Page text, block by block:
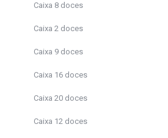
Caixa 8 doces
Caixa 2 doces
Caixa 9 doces
Caixa 16 doces
Caixa 20 doces
Caixa 12 doces